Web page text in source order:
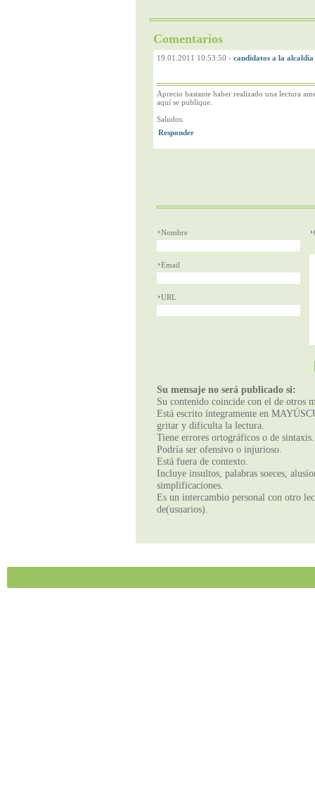
Comentarios
19.01.2011 10:53:50 - candidatos a la alcaldía
Aprecio bastante haber realizado una lectura
aquí se publique.
Saludos.
Nombre
Email
URL
Su mensaje no será publicado si:
Su contenido coincide con el de otros
Está escrito íntegramente en
gritar y dificulta la lectura.
Tiene errores ortográficos o de sintaxis.
Podría ser ofensivo o injurioso.
Está fuera de contexto.
Incluye insultos, palabras soeces,
simplificaciones.
Es un intercambio personal con otro
de(usuarios).